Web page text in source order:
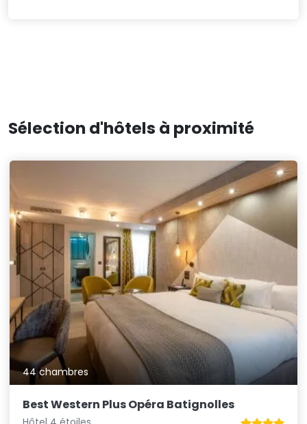
Sélection d'hôtels à proximité
44 chambres
Best Western Plus Opéra Batignolles